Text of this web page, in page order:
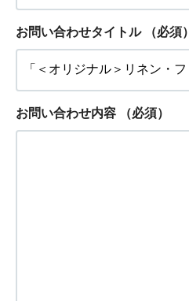
お問い合わせタイトル （必須）
お問い合わせ内容 （必須）